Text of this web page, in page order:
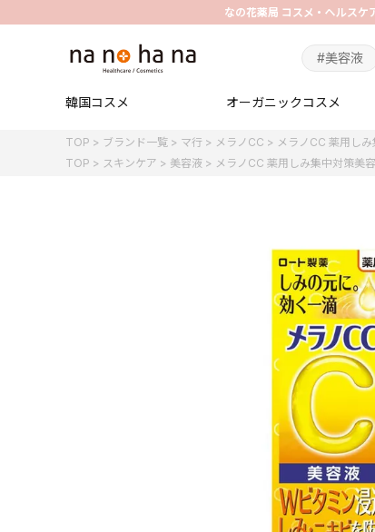
#美容液
韓国コスメ オーガニックコスメ
TOP ブランド一覧 マ行 メラノCC
メラノCC 薬用し
TOP
スキンケア 美容液 メラノCC 薬用しみ集中対策美